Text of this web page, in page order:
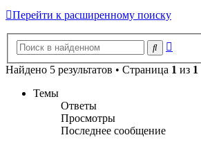
Перейти к расширенному поиску
Поиск
Найдено 5 результатов • Страница 1 из 1
Темы
Ответы
Просмотры
Последнее сообщение